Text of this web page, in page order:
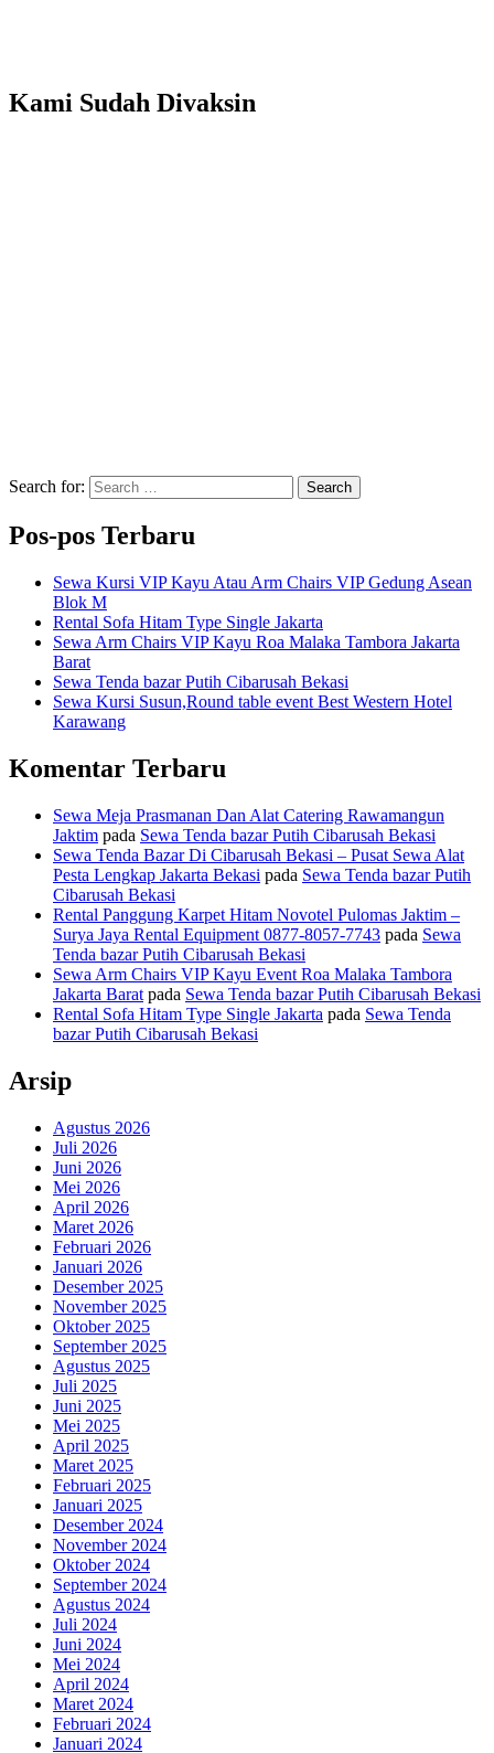
Kami Sudah Divaksin
Search for: Search
Pos-pos Terbaru
Sewa Kursi VIP Kayu Atau Arm Chairs VIP Gedung Asean
Blok M
Rental Sofa Hitam Type Single Jakarta
Sewa Arm Chairs VIP Kayu Roa Malaka Tambora Jakarta
Barat
Sewa Tenda bazar Putih Cibarusah Bekasi
Sewa Kursi Susun,Round table event Best Western Hotel
Karawang
Komentar Terbaru
Sewa Meja Prasmanan Dan Alat Catering Rawamangun
Jaktim pada Sewa Tenda bazar Putih Cibarusah Bekasi
Sewa Tenda Bazar Di Cibarusah Bekasi – Pusat Sewa Alat
Pesta Lengkap Jakarta Bekasi pada Sewa Tenda bazar Putih
Cibarusah Bekasi
Rental Panggung Karpet Hitam Novotel Pulomas Jaktim –
Surya Jaya Rental Equipment 0877-8057-7743 pada Sewa
Tenda bazar Putih Cibarusah Bekasi
Sewa Arm Chairs VIP Kayu Event Roa Malaka Tambora
Jakarta Barat pada Sewa Tenda bazar Putih Cibarusah Bekasi
Rental Sofa Hitam Type Single Jakarta pada Sewa Tenda
bazar Putih Cibarusah Bekasi
Arsip
Agustus 2026
Juli 2026
Juni 2026
Mei 2026
April 2026
Maret 2026
Februari 2026
Januari 2026
Desember 2025
November 2025
Oktober 2025
September 2025
Agustus 2025
Juli 2025
Juni 2025
Mei 2025
April 2025
Maret 2025
Februari 2025
Januari 2025
Desember 2024
November 2024
Oktober 2024
September 2024
Agustus 2024
Juli 2024
Juni 2024
Mei 2024
April 2024
Maret 2024
Februari 2024
Januari 2024